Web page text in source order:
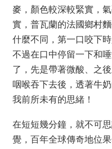
麥，顏色較深較緊實，
實，普瓦蘭的法國鄉村
什麼不同，第一口咬下
不過在口中停留一下和
了，先是帶著微酸、之
咽喉吞下去後，透著牛
我前所未有的思緒！
在短短幾分鐘，就不可
覺，百年全球傳奇地位